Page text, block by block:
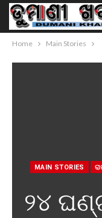
Home Main Stories
MAIN STORIES
୨୪